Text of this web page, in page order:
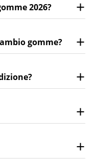
2026?
gomme?